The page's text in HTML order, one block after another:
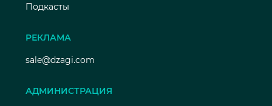
Подкасты
РЕКЛАМА
sale@dzagi.com
АДМИНИСТРАЦИЯ